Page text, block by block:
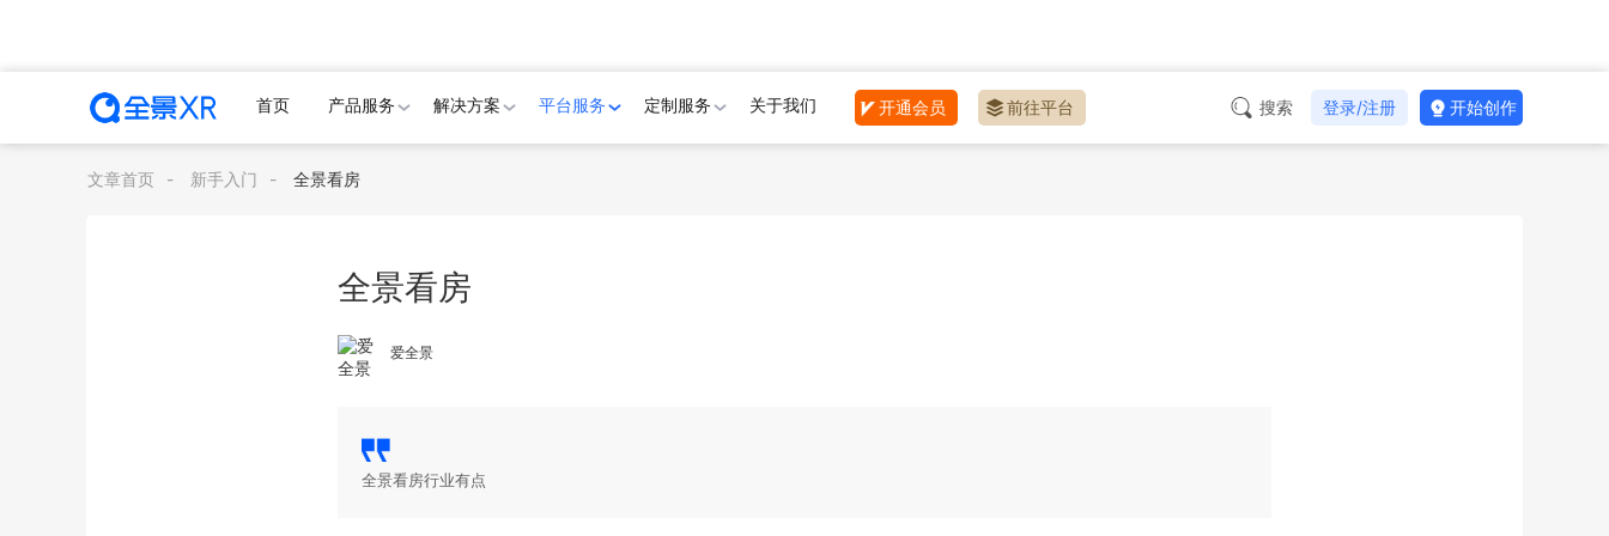
首页 产品服务 解决方案 平台服务 定制服务 关于我们 开通会员 前往平台 搜索 登录/注册 开始创作
文章首页 - 新手入门 - 全景看房
全景看房
爱全景
全景看房行业有点